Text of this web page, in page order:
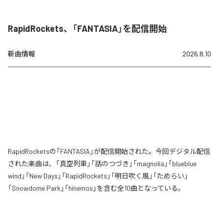
RapidRockets、「FANTASIA」を配信開始
新曲情報 2026.8.10
RapidRocketsの「FANTASIA」が配信開始された。今回デジタル配信
された楽曲は、「真空列車」「話のつづき」「magnolia」「blueblue
wind」「New Days」「RapidRockets」「明日吹く風」「ためらい」
「Snowdome Park」「hinemos」を含む全10曲となっている。